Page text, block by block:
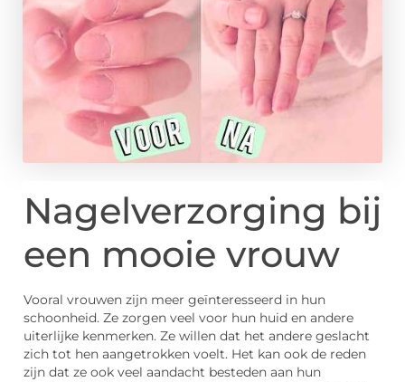
Nagelverzorging bij
een mooie vrouw
Vooral vrouwen zijn meer geïnteresseerd in hun
schoonheid. Ze zorgen veel voor hun huid en andere
uiterlijke kenmerken. Ze willen dat het andere geslacht
zich tot hen aangetrokken voelt. Het kan ook de reden
zijn dat ze ook veel aandacht besteden aan hun